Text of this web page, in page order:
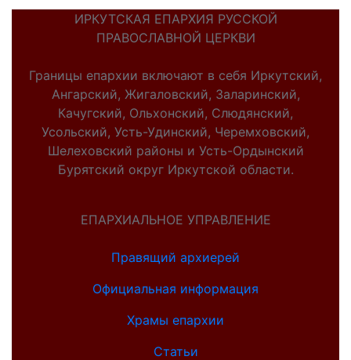
ИРКУТСКАЯ ЕПАРХИЯ РУССКОЙ
ПРАВОСЛАВНОЙ ЦЕРКВИ
Границы епархии включают в себя Иркутский,
Ангарский, Жигаловский, Заларинский,
Качугский, Ольхонский, Слюдянский,
Усольский, Усть-Удинский, Черемховский,
Шелеховский районы и Усть-Ордынский
Бурятский округ Иркутской области.
ЕПАРХИАЛЬНОЕ УПРАВЛЕНИЕ
Правящий архиерей
Официальная информация
Храмы епархии
Статьи